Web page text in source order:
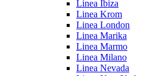
Linea Ibiza
Linea Krom
Linea London
Linea Marika
Linea Marmo
Linea Milano
Linea Nevada